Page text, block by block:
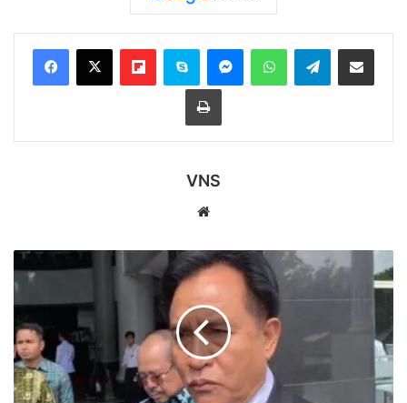
FlipboardSkype MessengerWhatsAppTelegramBagikan melalui Email
Cetak
VNS
Kasus
Dugaan
Yusril:
Penegakan
Hukum
Harus